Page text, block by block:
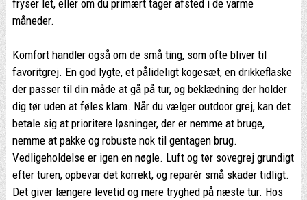
fryser let, eller om du primært tager afsted i de varme
måneder.
Komfort handler også om de små ting, som ofte bliver til
favoritgrej. En god lygte, et pålideligt kogesæt, en drikkeflaske
der passer til din måde at gå på tur, og beklædning der holder
dig tør uden at føles klam. Når du vælger outdoor grej, kan det
betale sig at prioritere løsninger, der er nemme at bruge,
nemme at pakke og robuste nok til gentagen brug.
Vedligeholdelse er igen en nøgle. Luft og tør sovegrej grundigt
efter turen, opbevar det korrekt, og reparér små skader tidligt.
Det giver længere levetid og mere tryghed på næste tur. Hos